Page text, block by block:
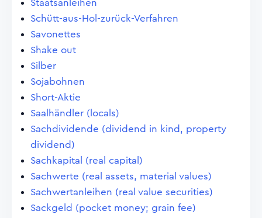
Staatsanleihen
Schütt-aus-Hol-zurück-Verfahren
Savonettes
Shake out
Silber
Sojabohnen
Short-Aktie
Saalhändler (locals)
Sachdividende (dividend in kind, property
dividend)
Sachkapital (real capital)
Sachwerte (real assets, material values)
Sachwertanleihen (real value securities)
Sackgeld (pocket money; grain fee)